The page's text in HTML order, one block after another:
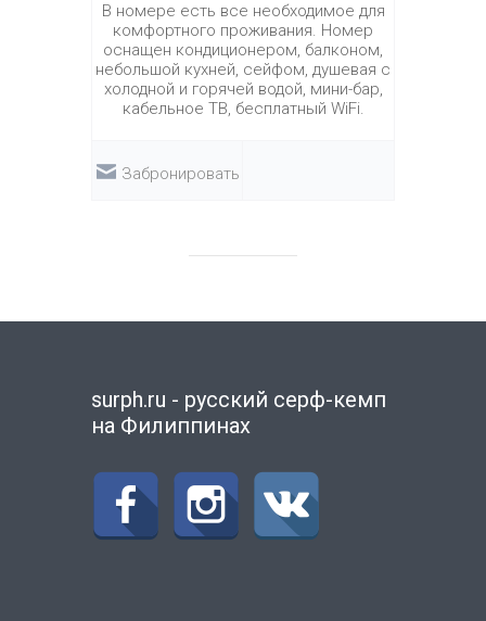
В номере есть все необходимое для
комфортного проживания. Номер
оснащен кондиционером, балконом,
небольшой кухней, сейфом, душевая с
холодной и горячей водой, мини-бар,
кабельное ТВ, бесплатный WiFi.
Забронировать
surph.ru - русский серф-кемп
на Филиппинах